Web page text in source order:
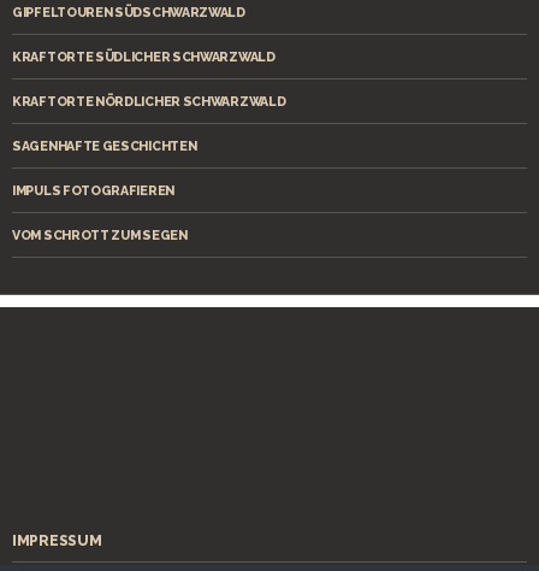
GIPFELTOUREN SÜDSCHWARZWALD
KRAFTORTE SÜDLICHER SCHWARZWALD
KRAFTORTE NÖRDLICHER SCHWARZWALD
SAGENHAFTE GESCHICHTEN
IMPULS FOTOGRAFIEREN
VOM SCHROTT ZUM SEGEN
IMPRESSUM